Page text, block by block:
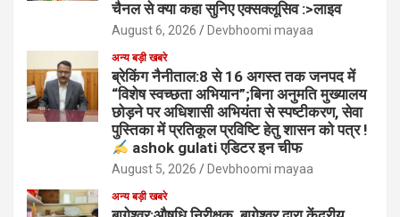
चैनल से क्या कहा सुनिए एक्सक्लूसिव :>लाइव
August 6, 2026 Devbhoomi mayaa
अन्य बड़ी खबरे
ब्रेकिंग नैनीताल:8 से 16 अगस्त तक जनपद में
“विशेष स्वच्छता अभियान”;बिना अनुमति मुख्यालय
छोड़ने पर अधिशासी अभियंता से स्पष्टीकरण, सेवा
पुस्तिका में प्रतिकूल प्रविष्टि हेतु शासन को पत्र !
ashok gulati एडिटर इन चीफ
August 5, 2026 Devbhoomi mayaa
अन्य बड़ी खबरे